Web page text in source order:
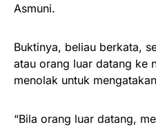
Asmuni.
Buktinya, beliau berkata,
atau orang luar datang ke
menolak untuk
“Bila orang luar datang,